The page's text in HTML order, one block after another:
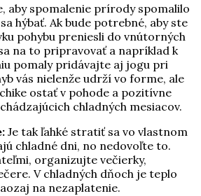
aby spomalenie prírody spomalilo
hýbať. Ak bude potrebné, aby ste
pohybu preniesli do vnútorných
na to pripravovať a napríklad k
pomaly pridávajte aj jogu pri
vás nielenže udrží vo forme, ale
ostať v pohode a pozitívne
chladných mesiacov.
Je tak ľahké stratiť sa vo vlastnom
chladné dni, no nedovoľte to.
organizujte večierky,
V chladných dňoch je teplo
na nezaplatenie.